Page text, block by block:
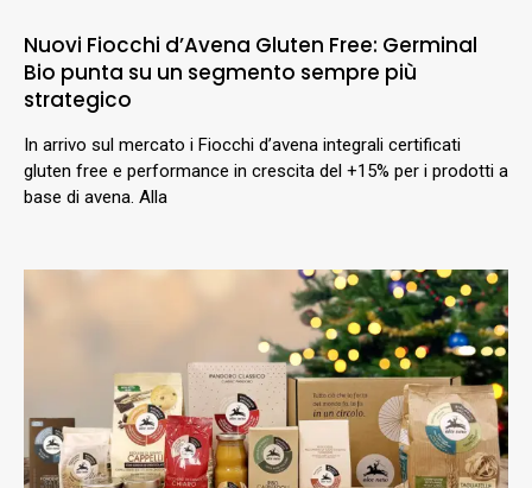
Nuovi Fiocchi d’Avena Gluten Free: Germinal
Bio punta su un segmento sempre più
strategico
In arrivo sul mercato i Fiocchi d’avena integrali certificati
gluten free e performance in crescita del +15% per i prodotti a
base di avena. Alla